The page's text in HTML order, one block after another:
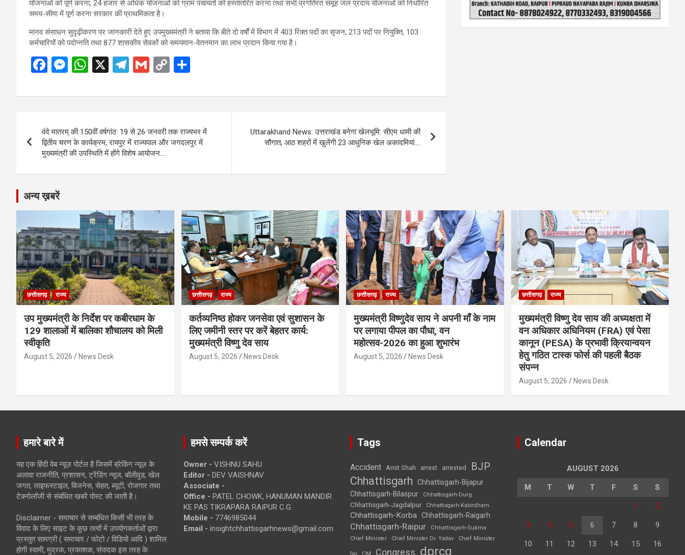
योजनाओं को पूर्ण करना, 24 हजार से अधिक योजनाओं को ग्राम पंचायतों को हस्तांतरित करना तथा सभी प्रगतिरत समूह जल प्रदाय योजनाओं को निर्धारित
समय-सीमा में पूर्ण करना सरकार की प्राथमिकता है।
मानव संसाधन सुदृढ़ीकरण पर जानकारी देते हुए उपमुख्यमंत्री ने बताया कि बीते दो वर्षों में विभाग में 403 रिक्त पदों का सृजन, 213 पदों पर नियुक्ति, 103
कर्मचारियों को पदोन्नति तथा 877 शासकीय सेवकों को समयमान-वेतनमान का लाभ प्रदान किया गया है।
F
ce
o
o
k
M
se
g
er
W
at
A
p
p
X
T
e
a
m
G
ail
C
py
n
k
ar
navigation
वंदे मातरम् की 150वीं वर्षगांठ: 19 से 26 जनवरी तक राज्यभर में
द्वितीय चरण के कार्यक्रम, रायपुर में राज्यपाल और जगदलपुर में
मुख्यमंत्री की उपस्थिति में होंगे विशेष आयोजन….
Uttarakhand News: उत्तराखंड बनेगा खेलभूमि: सीएम धामी की
सौगात, आठ शहरों में खुलेंगी 23 आधुनिक खेल अकादमियां….
अन्य ख़बरें
छत्तीसगढ़ राज्य
उप मुख्यमंत्री के निर्देश पर कबीरधाम के
129 शालाओं में बालिका शौचालय को मिली
स्वीकृति
August 5, 2026 News Desk
छत्तीसगढ़ राज्य
कर्तव्यनिष्ठ होकर जनसेवा एवं सुशासन के
लिए जमीनी स्तर पर करें बेहतर कार्य:
मुख्यमंत्री विष्णु देव साय
August 5, 2026 News Desk
छत्तीसगढ़ राज्य
मुख्यमंत्री विष्णुदेव साय ने अपनी माँ के नाम
पर लगाया पीपल का पौधा, वन
महोत्सव-2026 का हुआ शुभारंभ
August 5, 2026 News Desk
छत्तीसगढ़ राज्य
मुख्यमंत्री विष्णु देव साय की अध्यक्षता में
वन अधिकार अधिनियम (FRA) एवं पेसा
कानून (PESA) के प्रभावी क्रियान्वयन
हेतु गठित टास्क फोर्स की पहली बैठक
संपन्न
August 5, 2026 News Desk
हमारे बारे में
यह एक हिंदी वेब न्यूज़ पोर्टल है जिसमें ब्रेकिंग न्यूज़ के
अलावा राजनीति, प्रशासन, ट्रेंडिंग न्यूज, बॉलीवुड, खेल
जगत, लाइफस्टाइल, बिजनेस, सेहत, ब्यूटी, रोजगार तथा
टेक्नोलॉजी से संबंधित खबरें पोस्ट की जाती है।
Disclaimer - समाचार से सम्बंधित किसी भी तरह के
विवाद के लिए साइट के कुछ तत्वों में उपयोगकर्ताओं द्वारा
प्रस्तुत सामग्री ( समाचार / फोटो / विडियो आदि ) शामिल
होगी स्वामी, मुद्रक, प्रकाशक, संपादक इस तरह के
हमसे सम्पर्क करें
Owner - VISHNU SAHU
Editor - DEV VAISHNAV
Associate -
Office - PATEL CHOWK, HANUMAN MANDIR
KE PAS TIKRAPARA RAIPUR C.G.
Mobile - 7746985044
Email - insightchhattisgarhnews@gmail.com
Tags
Accident Amit Shah arrest arrested BJP
Chhattisgarh
Chhattisgarh-Bijapur
Chhattisgarh-Bilaspur
Chhattisgarh-Durg
Chhattisgarh-Jagdalpur Chhattisgarh-Kabirdham
Chhattisgarh-Korba Chhattisgarh-Raigarh
Chhattisgarh-Raipur
Chhattisgarh-Sukma
Chief Minister
Chief Minister Dr. Yadav Chief Minister
Sai CM Congress dprcg
Calendar
AUGUST 2026
M T W T F S S
1 2
3 4 5 6 7 8 9
10 11 12 13 14 15 16